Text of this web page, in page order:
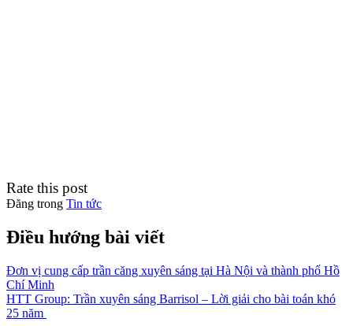
Rate this post
Đăng trong Tin tức
Điều hướng bài viết
Đơn vị cung cấp trần căng xuyên sáng tại Hà Nội và thành phố Hồ
Chí Minh
HTT Group: Trần xuyên sáng Barrisol – Lời giải cho bài toán khó
25 năm